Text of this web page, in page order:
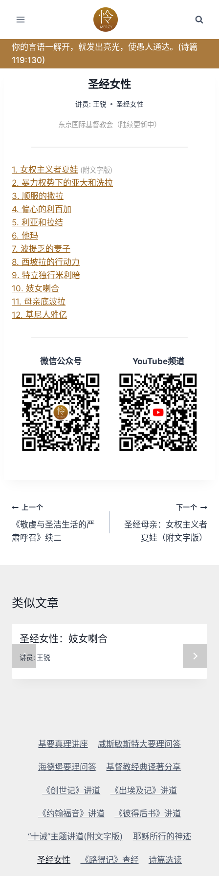
你的言语一解开，就发出亮光，使愚人通达。(诗篇
119:130)
圣经女性
讲员: 王锐 圣经女性
东京国际基督教会（陆续更新中）
1. 女权主义者夏娃 (附文字版)
2. 暴力权势下的亚大和洗拉
3. 顺服的撒拉
4. 偏心的利百加
5. 利亚和拉结
6. 他玛
7. 波提乏的妻子
8. 西坡拉的行动力
9. 特立独行米利暗
10. 妓女喇合
11. 母亲底波拉
12. 基尼人雅亿
微信公众号 YouTube频道
文
章
导
上一个
《敬虔与圣洁生活的严
肃呼召》续二
下一个
圣经母亲：女权主义者
夏娃（附文字版）
类似文章
圣经女性：妓女喇合
讲员: 王锐
基要真理讲座 威斯敏斯特大要理问答
海德堡要理问答 基督教经典译著分享
《创世记》讲道 《出埃及记》讲道
《约翰福音》讲道 《彼得后书》讲道
“十诫”主题讲道(附文字版) 耶稣所行的神迹
圣经女性 《路得记》查经 诗篇选读